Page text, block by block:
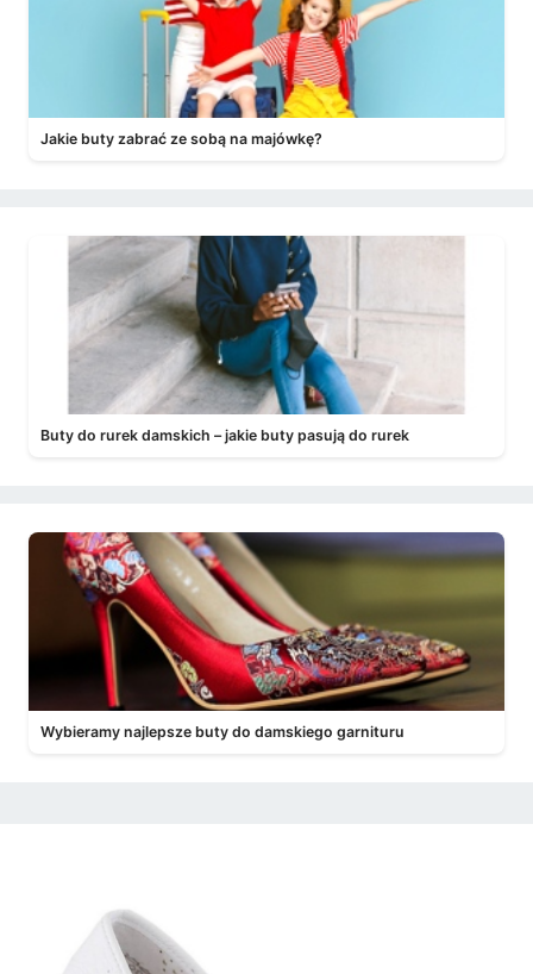
Jakie buty zabrać ze sobą na majówkę?
Buty do rurek damskich – jakie buty pasują do rurek
Wybieramy najlepsze buty do damskiego garnituru